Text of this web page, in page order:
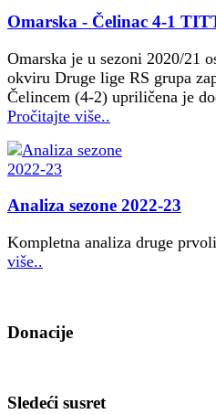
Omarska - Čelinac 4-1
Omarska je u sezoni 2020/21
okviru Druge lige RS grupa
Čelincem (4-2) upriličena je
Pročitajte više..
Analiza sezone 2022-23
Kompletna analiza druge
više..
Donacije
Sledeći susret